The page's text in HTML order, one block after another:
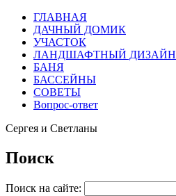
ГЛАВНАЯ
ДАЧНЫЙ ДОМИК
УЧАСТОК
ЛАНДШАФТНЫЙ ДИЗАЙН
БАНЯ
БАССЕЙНЫ
СОВЕТЫ
Вопрос-ответ
Сергея и Светланы
Поиск
Поиск на сайте: